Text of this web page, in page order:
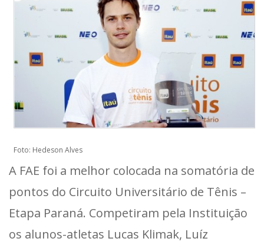
Foto: Hedeson Alves
A FAE foi a melhor colocada na somatória de
pontos do Circuito Universitário de Tênis –
Etapa Paraná. Competiram pela Instituição
os alunos-atletas Lucas Klimak, Luíz